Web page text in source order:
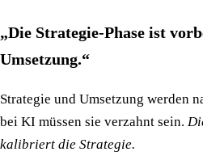
„Die Strategie-Phase ist
Umsetzung.“
Strategie und Umsetzung werden
bei KI müssen sie verzahnt sein.
kalibriert die Strategie.